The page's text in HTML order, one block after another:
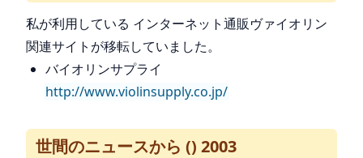
私が利用している インターネット通販ヴァイオリン
関連サイトが移転していました。
バイオリンサプライ
http://www.violinsupply.co.jp/
世間のニュースから () 2003